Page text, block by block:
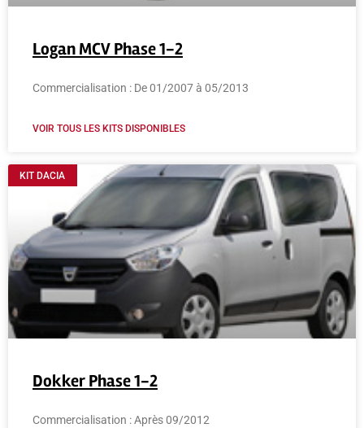
Logan MCV Phase 1-2
Commercialisation : De 01/2007 à 05/2013
VOIR TOUS LES KITS DISPONIBLES
KIT DACIA
Dokker Phase 1-2
Commercialisation : Après 09/2012